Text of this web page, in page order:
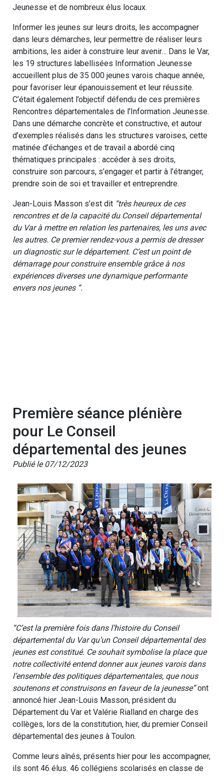
Jeunesse et de nombreux élus locaux.
Informer les jeunes sur leurs droits, les accompagner
dans leurs démarches, leur permettre de réaliser leurs
ambitions, les aider à construire leur avenir… Dans le Var,
les 19 structures labellisées Information Jeunesse
accueillent plus de 35 000 jeunes varois chaque année,
pour favoriser leur épanouissement et leur réussite.
C’était également l’objectif défendu de ces premières
Rencontres départementales de l'Information Jeunesse.
Dans une démarche concrète et constructive, et autour
d’exemples réalisés dans les structures varoises, cette
matinée d’échanges et de travail a abordé cinq
thématiques principales : accéder à ses droits,
construire son parcours, s’engager et partir à l’étranger,
prendre soin de soi et travailler et entreprendre.
Jean-Louis Masson s’est dit “très heureux de ces
rencontres et de la capacité du Conseil départemental
du Var à mettre en relation les partenaires, les uns avec
les autres. Ce premier rendez-vous a permis de dresser
un diagnostic sur le département. C’est un point de
démarrage pour construire ensemble grâce à nos
expériences diverses une dynamique performante
envers nos jeunes ”.
Première séance plénière
pour Le Conseil
départemental des jeunes
Publié le 07/12/2023
“C’est la première fois dans l’histoire du Conseil
départemental du Var qu’un Conseil départemental des
jeunes est constitué. Ce souhait symbolise la place que
notre collectivité entend donner aux jeunes varois dans
l’ensemble des politiques départementales, que nous
soutenons et construisons en faveur de la jeunesse”ont
annoncé hier Jean-Louis Masson, président du
Département du Var et Valérie Rialland en charge des
collèges, lors de la constitution, hier, du premier Conseil
départemental des jeunes à Toulon.
Comme leurs aînés, présents hier pour les accompagner,
ils sont 46 élus. 46 collégiens scolarisés en classe de